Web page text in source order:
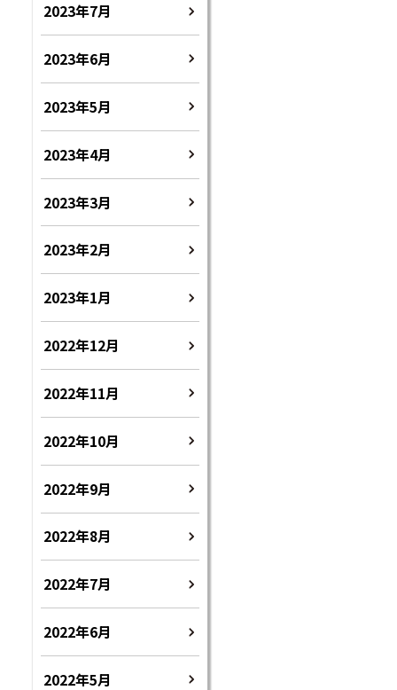
2023年7月
2023年6月
2023年5月
2023年4月
2023年3月
2023年2月
2023年1月
2022年12月
2022年11月
2022年10月
2022年9月
2022年8月
2022年7月
2022年6月
2022年5月